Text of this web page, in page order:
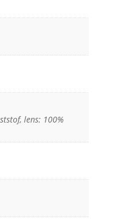
lens: 100%